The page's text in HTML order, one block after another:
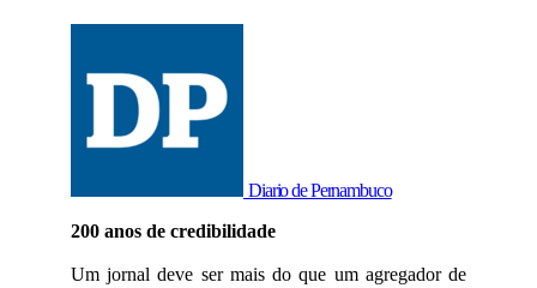
Diario de Pernambuco
200 anos de credibilidade
Um jornal deve ser mais do que um agregador de